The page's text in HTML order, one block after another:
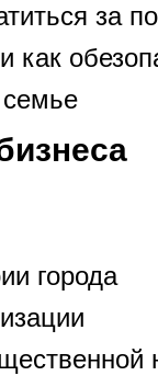
за
как
города